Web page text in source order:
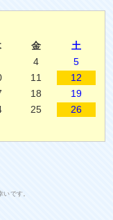
金
土
4
5
11
12
18
19
25
26
です。